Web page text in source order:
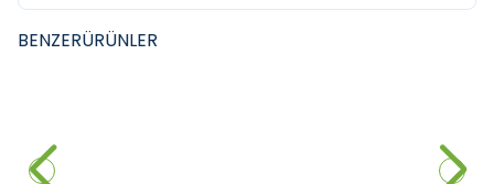
BENZERÜRÜNLER
31.845,00